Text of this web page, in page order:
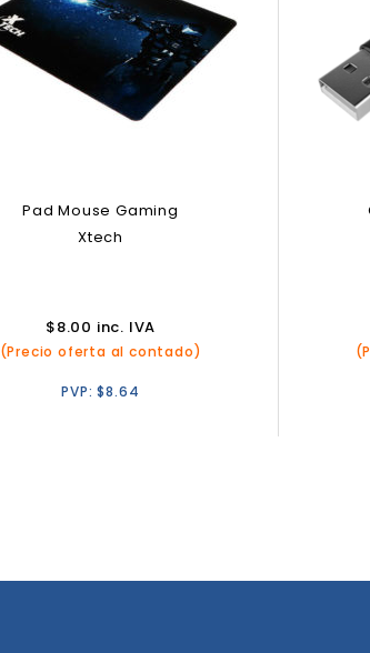
Pad Mouse Gaming
Xtech
$8.00 inc. IVA
(Precio oferta al contado)
PVP:$8.64